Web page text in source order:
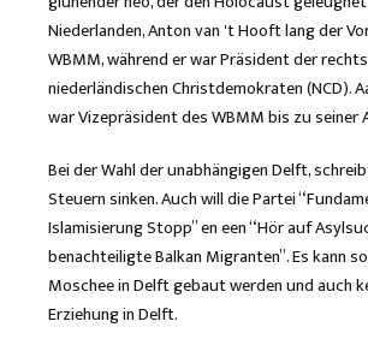
Niederlanden, Anton van 't Hooft lang der
WBMM, während er war Präsident der
niederländischen Christdemokraten (NCD).
war Vizepräsident des WBMM bis zu seiner
Bei der Wahl der unabhängigen Delft,
Steuern sinken. Auch will die Partei
Islamisierung Stopp” en een “Hör auf
benachteiligte Balkan Migranten”. Es kann
Moschee in Delft gebaut werden und auch
Erziehung in Delft.